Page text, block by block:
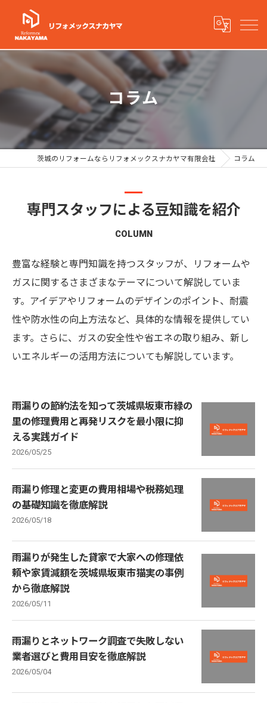
コラム
茨城のリフォームならリフォメックスナカヤマ有限会社 コラム
専門スタッフによる豆知識を紹介
COLUMN
豊富な経験と専門知識を持つスタッフが、リフォームや
ガスに関するさまざまなテーマについて解説していま
す。アイデアやリフォームのデザインのポイント、耐震
性や防水性の向上方法など、具体的な情報を提供してい
ます。さらに、ガスの安全性や省エネの取り組み、新し
いエネルギーの活用方法についても解説しています。
雨漏りの節約法を知って茨城県坂東市緑の
里の修理費用と再発リスクを最小限に抑
える実践ガイド
2026/05/25
雨漏り修理と変更の費用相場や税務処理
の基礎知識を徹底解説
2026/05/18
雨漏りが発生した貸家で大家への修理依
頼や家賃減額を茨城県坂東市猫実の事例
から徹底解説
2026/05/11
雨漏りとネットワーク調査で失敗しない
業者選びと費用目安を徹底解説
2026/05/04